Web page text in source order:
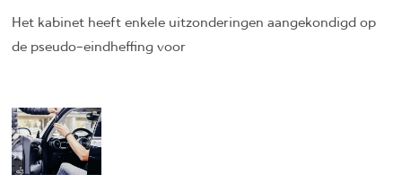
Het kabinet heeft enkele uitzonderingen aangekondigd op
de pseudo-eindheffing voor